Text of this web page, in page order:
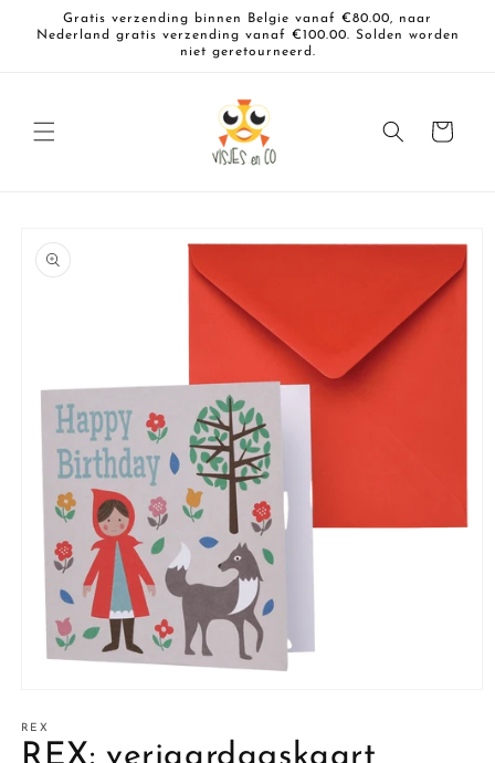
naar de
content
Gratis verzending binnen Belgie vanaf €80.00, naar
Nederland gratis verzending vanaf €100.00. Solden worden
niet geretourneerd.
Winkelwagen
openen
in
REX